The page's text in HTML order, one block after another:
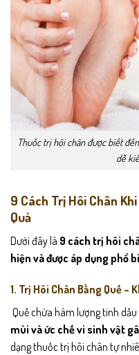
Thuốc trị hôi chân được biết
dễ
9 Cách Trị Hôi Chân
Quả
Dưới đây là 9 cách trị hôi
hiện và được áp dụng phổ
1. Trị Hôi Chân Bằng Quế –
Quế chứa hàm lượng tinh
mùi và ức chế vi sinh vật
dạng thuốc trị hôi chân tự